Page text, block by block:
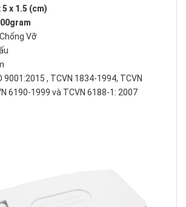
5 x 1.5 (cm)
Vỡ
9001:2015 , TCVN 1834-1994, TCVN
6190-1999 và TCVN 6188-1: 2007